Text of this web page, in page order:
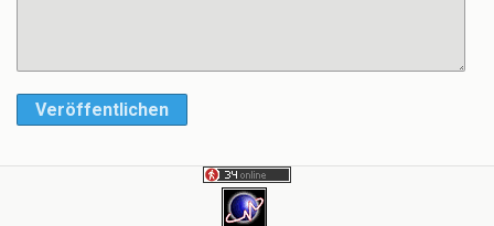
Veröffentlichen